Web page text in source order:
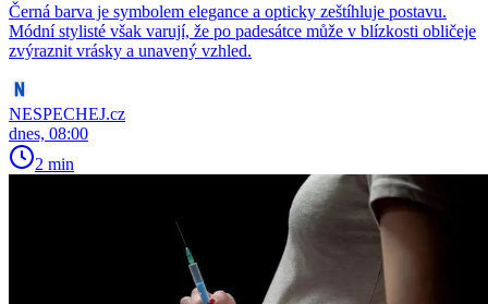
Černá barva je symbolem elegance a opticky zeštíhluje postavu.
Módní stylisté však varují, že po padesátce může v blízkosti obličeje
zvýraznit vrásky a unavený vzhled.
NESPECHEJ.cz
dnes, 08:00
2 min